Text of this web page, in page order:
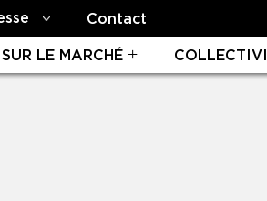
Contact
LE MARCHÉ